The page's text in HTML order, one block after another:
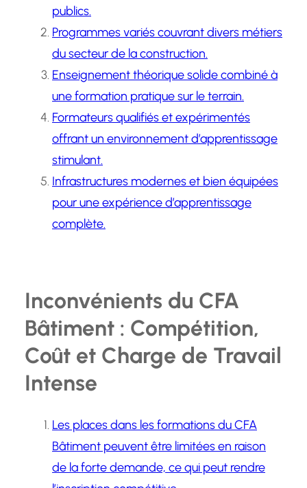
publics.
Programmes variés couvrant divers métiers
du secteur de la construction.
Enseignement théorique solide combiné à
une formation pratique sur le terrain.
Formateurs qualifiés et expérimentés
offrant un environnement d’apprentissage
stimulant.
Infrastructures modernes et bien équipées
pour une expérience d’apprentissage
complète.
Inconvénients du CFA
Bâtiment : Compétition,
Coût et Charge de Travail
Intense
Les places dans les formations du CFA
Bâtiment peuvent être limitées en raison
de la forte demande, ce qui peut rendre